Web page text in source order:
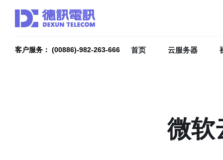
客户服务： (00886)-982-263-666 首页 云服务器
微软